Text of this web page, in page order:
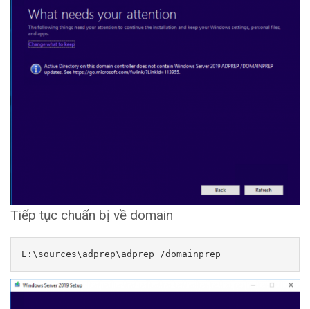
Tiếp tục chuẩn bị về domain
E:\sources\adprep\adprep /domainprep